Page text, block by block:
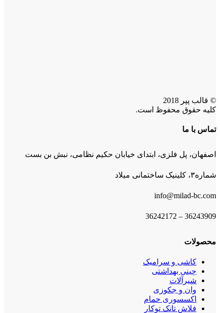
© قالب پپر 2018
کلیه حقوق محفوظ است.
تماس با ما
اصفهان، پل فلزی، ابتدای خیابان حکیم نظامی، نبش بن بست
شماره۳، کلینیک ساختمانی میلاد
info@milad-bc.com
36243909 – 36242172
محصولات
کاشی و سرامیک
چینی بهداشتی
شیرآلات
وان و جکوزی
اکسسوری حمام
فلاش تانک توکار